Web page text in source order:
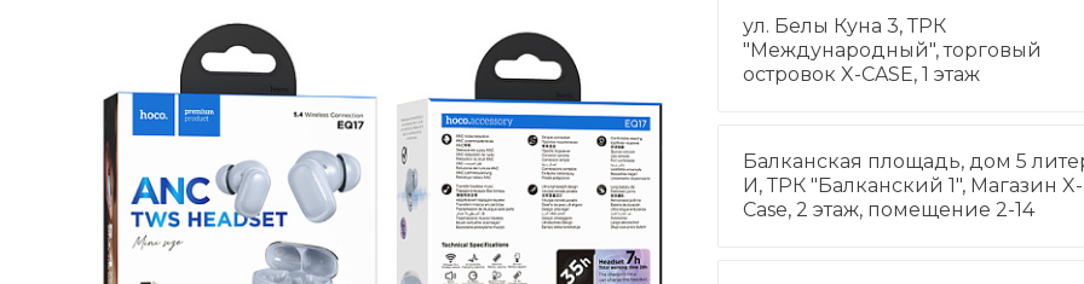
ул. Белы Куна 3, ТРК
"Международный", торговый
островок X-CASE, 1 этаж
Балканская площадь, дом 5
И, ТРК "Балканский 1", Магазин X-
Case, 2 этаж, помещение 2-14